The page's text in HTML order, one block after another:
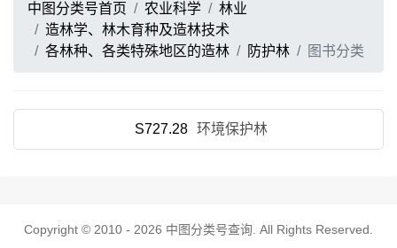
中图分类号首页 农业科学
林业
造林学、林木育种及造林技术
各林种、各类特殊地区的造林
防护林 图书分类
S727.28 环境保护林
Copyright © 2010 - 2026 中图分类号查询 . All Rights Reserved.